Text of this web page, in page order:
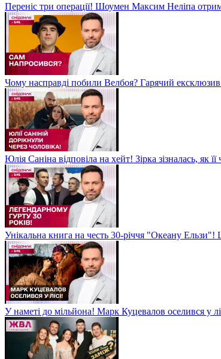
Переніс три операції! Шоумен Максим Неліпа
Чому насправді побили Велбоя? Гарячий
Юлія Саніна відповіла на хейт! Зірка зізналась, як
Унікальна книга на честь 30-річчя "Океану
У наметі до мільйона! Марк Куцевалов оселився у